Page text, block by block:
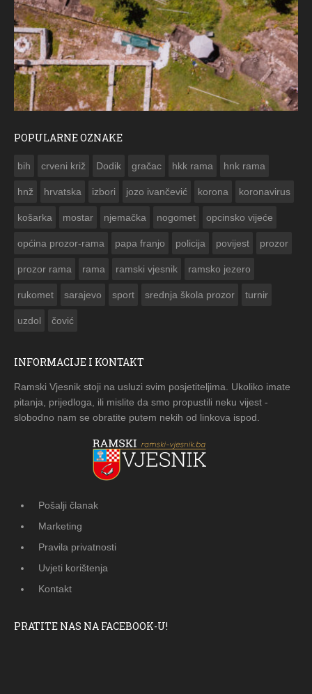
POPULARNE OZNAKE
bih crveni križ Dodik gračac hkk rama hnk rama
hnž hrvatska izbori jozo ivančević korona koronavirus
košarka mostar njemačka nogomet opcinsko vijeće
općina prozor-rama papa franjo policija povijest prozor
prozor rama rama ramski vjesnik ramsko jezero
rukomet sarajevo sport srednja škola prozor turnir
uzdol čović
INFORMACIJE I KONTAKT
Ramski Vjesnik stoji na usluzi svim posjetiteljima. Ukoliko imate
pitanja, prijedloga, ili mislite da smo propustili neku vijest -
slobodno nam se obratite putem nekih od linkova ispod.
Pošalji članak
Marketing
Pravila privatnosti
Uvjeti korištenja
Kontakt
PRATITE NAS NA FACEBOOK-U!